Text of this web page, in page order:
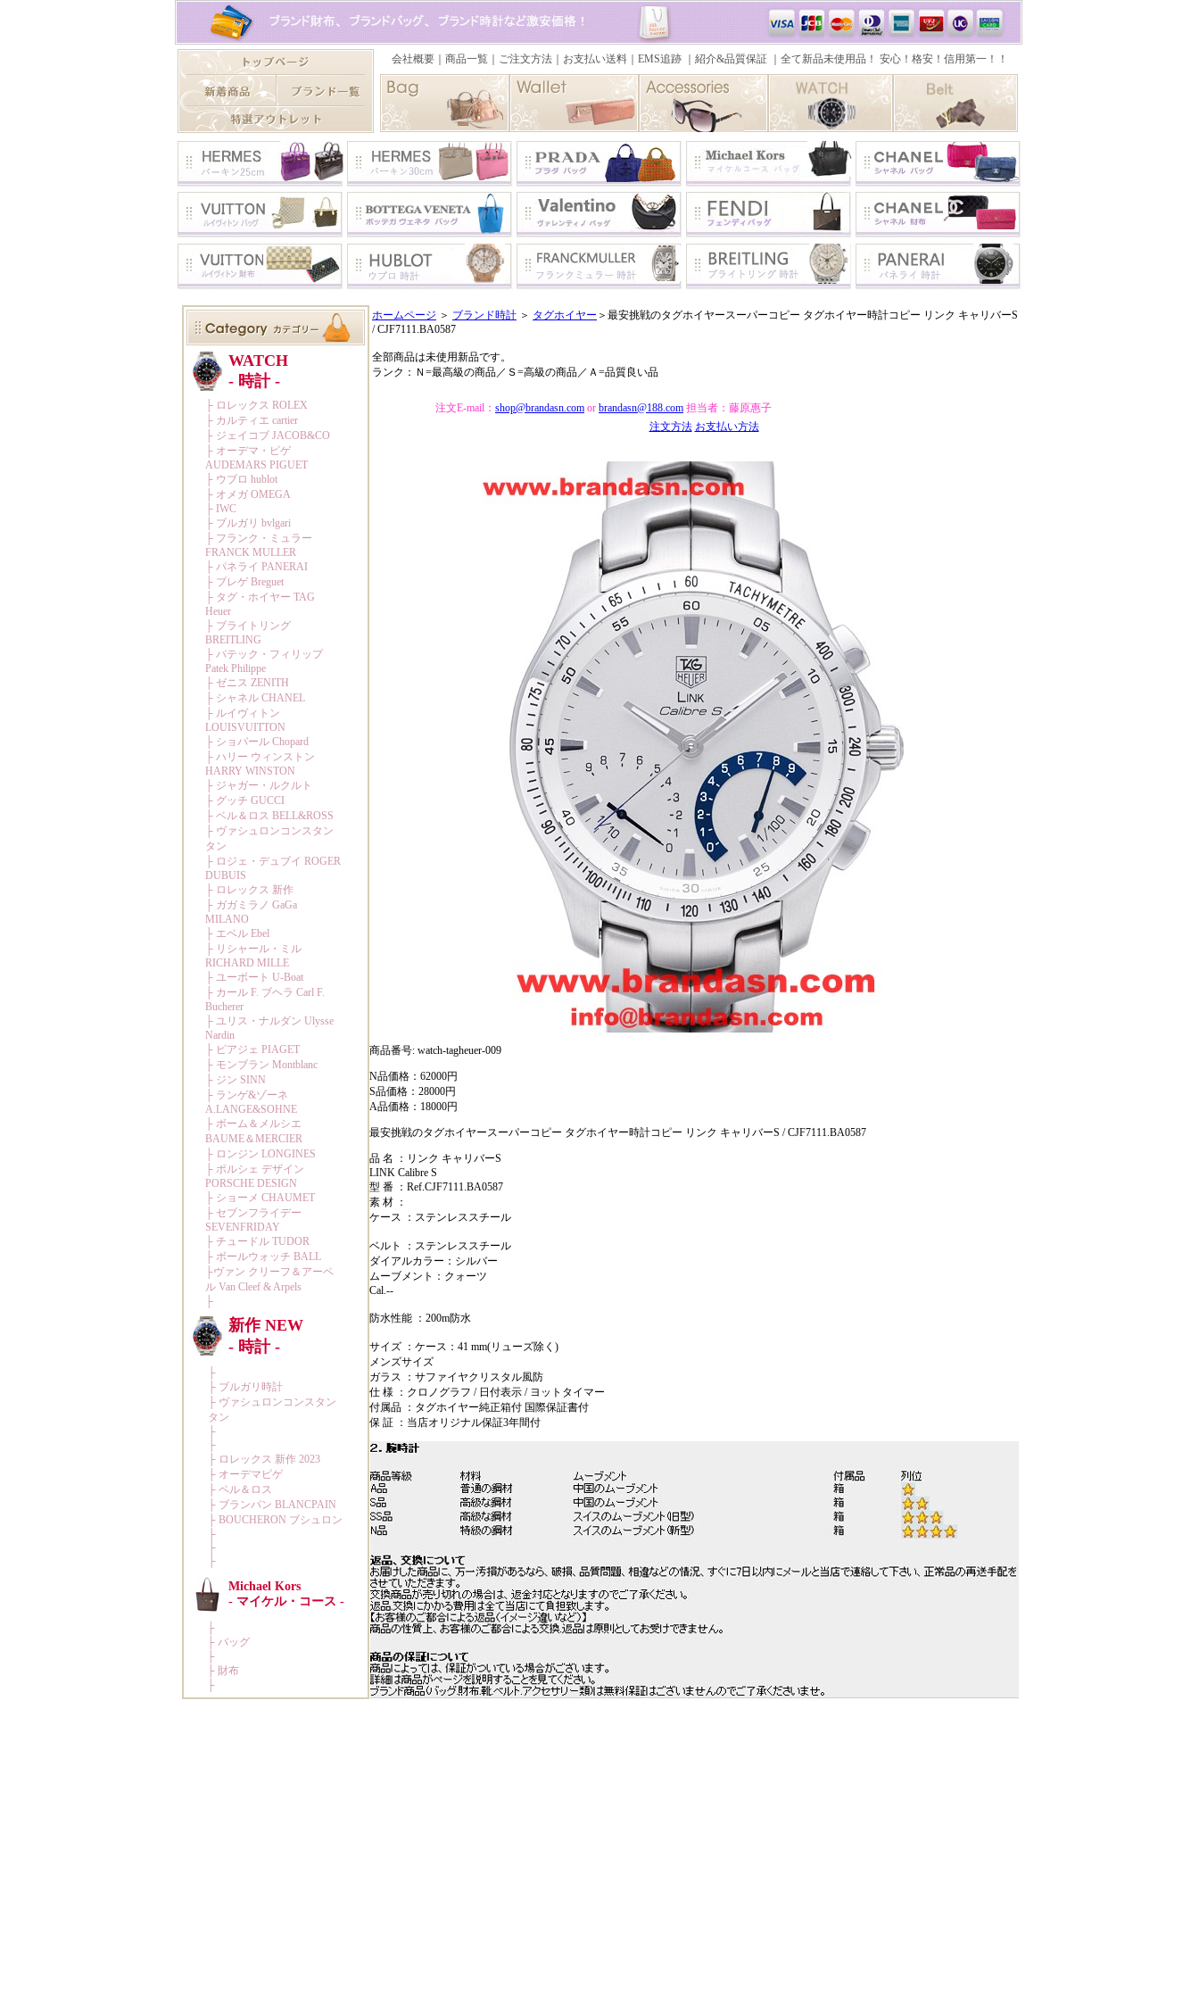
ホームページ ＞ ブランド時計 ＞ タグホイヤー ＞最安挑戦のタグホイヤースーパーコピー タグホイヤー時計コピー リンク キャリバーS
/ CJF7111.BA0587
全部商品は未使用新品です。
ランク：Ｎ=最高級の商品／Ｓ=高級の商品／Ａ=品質良い品
注文E-mail： shop@brandasn.com or brandasn@188.com 担当者：藤原惠子
注文方法 お支払い方法
商品番号: watch-tagheuer-009
N品価格：62000円
S品価格：28000円
A品価格：18000円
最安挑戦のタグホイヤースーパーコピー タグホイヤー時計コピー リンク キャリバーS / CJF7111.BA0587
品 名 ：リンク キャリバーS
LINK Calibre S
型 番 ：Ref.CJF7111.BA0587
素 材 ：
ケース ：ステンレススチール
ベルト ：ステンレススチール
ダイアルカラー：シルバー
ムーブメント：クォーツ
Cal.--
防水性能 ：200m防水
サイズ ：ケース：41 mm(リューズ除く)
メンズサイズ
ガラス ：サファイヤクリスタル風防
仕 様 ：クロノグラフ / 日付表示 / ヨットタイマー
付属品 ：タグホイヤー純正箱付 国際保証書付
保 証 ：当店オリジナル保証3年間付